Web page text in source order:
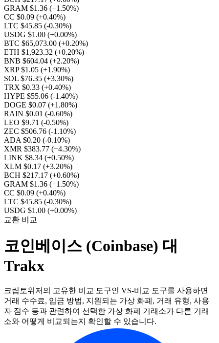
GRAM $1.36 (+1.50%)
CC $0.09 (+0.40%)
LTC $45.85 (-0.30%)
USDG $1.00 (+0.00%)
BTC $65,073.00 (+0.20%)
ETH $1,923.32 (+0.20%)
BNB $604.04 (+2.20%)
XRP $1.05 (+1.90%)
SOL $76.35 (+3.30%)
TRX $0.33 (+0.40%)
HYPE $55.06 (-1.40%)
DOGE $0.07 (+1.80%)
RAIN $0.01 (-0.60%)
LEO $9.71 (-0.50%)
ZEC $506.76 (-1.10%)
ADA $0.20 (-0.10%)
XMR $383.77 (+4.30%)
LINK $8.34 (+0.50%)
XLM $0.17 (+3.20%)
BCH $217.17 (+0.60%)
GRAM $1.36 (+1.50%)
CC $0.09 (+0.40%)
LTC $45.85 (-0.30%)
USDG $1.00 (+0.00%)
교환 비교
코인베이스 (Coinbase) 대
Trakx
크립토위저의 고유한 비교 도구인 VS-비교 도구를 사용하면
거래 수수료, 입금 방법, 지원되는 가상 화폐, 거래 유형, 사용
자 점수 등과 관련하여 선택한 가상 화폐 거래소가 다른 거래
소와 어떻게 비교되는지 확인할 수 있습니다.